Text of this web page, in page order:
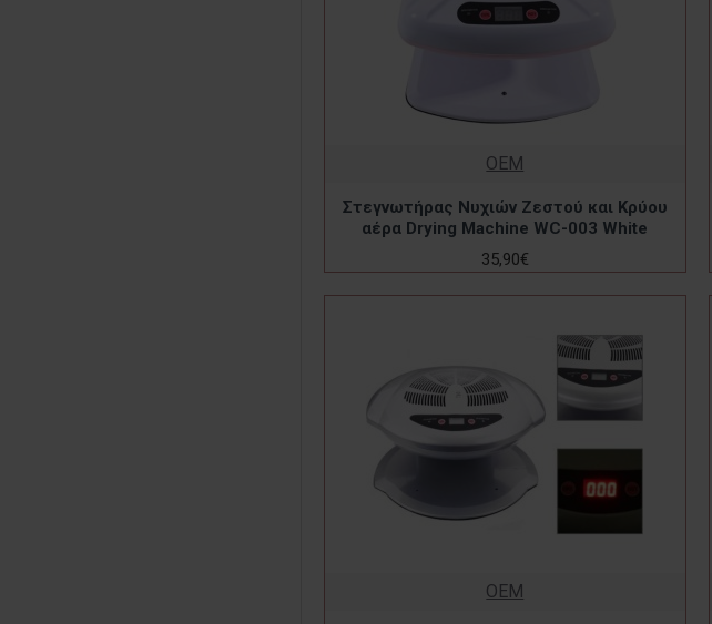
OEM
Στεγνωτήρας Νυχιών Ζεστού και Κρύου
αέρα Drying Machine WC-003 White
35,90€
OEM